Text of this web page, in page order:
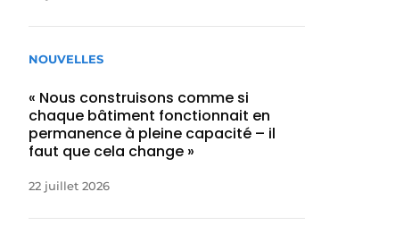
NOUVELLES
« Nous construisons comme si
chaque bâtiment fonctionnait en
permanence à pleine capacité – il
faut que cela change »
22 juillet 2026